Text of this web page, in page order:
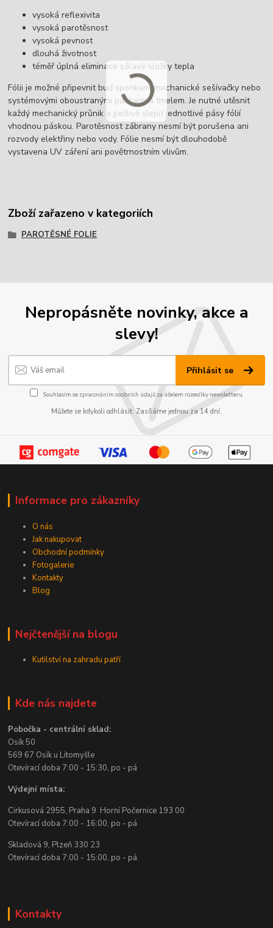
vysoká reflexivita
vysoká parotěsnost
vysoká pevnost
dlouhá životnost
téměř úplná eliminace sálavé složky tepla
Fólii je možné připevnit buď sponkami mechanické sešívačky nebo
systémovými oboustranými páskami a tmelem. Je nutné utěsnit
každý mechanický průnik a pečlivě slepit jednotlivé pásy fólií
vhodnou páskou. Parotěsnost zábrany nesmí být porušena ani
rozvody elektřiny nebo vody. Fólie nesmí být dlouhodobě
vystavena UV záření ani povětrnostním vlivům.
Zboží zařazeno v kategoriích
PAROTĚSNÉ FOLIE
Nepropásněte novinky, akce a
slevy!
Přihlásit se
Souhlasím se zpracováním osobních údajůza účelem rozesílky newsletteru.
Můžete se kdykoli odhlásit. Zasíláme jednou za 14 dní.
Informace pro zákazníky
O nás
Jak nakupovat
Obchodní podmínky
Fotogalerie
Kontakty
Blog
Nejčtenější na blogu
Kutilství na zahradu patří
Kde nás najdete
Pobočka - centrální sklad:
Osík 50
569 67 Osík u Litomyšle
Otevírací doba 7:00 - 15:30, po - pá
Výdejní místa:
Cirkusová 2955, Praha 9 Horní Počernice 193 00
Otevírací doba 7:00 - 16:00, po - pá
Skladová 9, Plzeň 330 23
Otevírací doba 7:00 - 15:00, po - pá
Kontakty